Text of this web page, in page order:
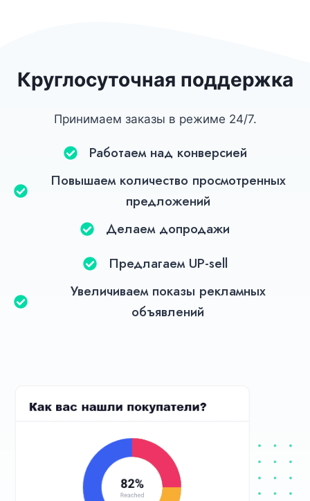
Круглосуточная поддержка
Принимаем заказы в режиме 24/7.
Работаем над конверсией
Повышаем количество просмотренных
предложений
Делаем допродажи
Предлагаем UP-sell
Увеличиваем показы рекламных
объявлений